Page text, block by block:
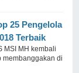
25 Pengelola
Terbaik
MSI MH kembali
membanggakan di